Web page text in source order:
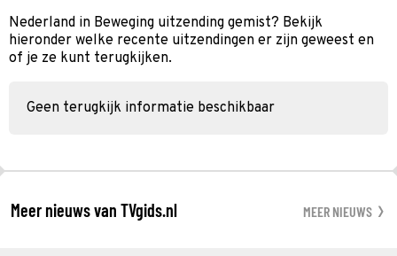
Nederland in Beweging uitzending gemist? Bekijk
hieronder welke recente uitzendingen er zijn geweest en
of je ze kunt terugkijken.
Geen terugkijk informatie beschikbaar
Meer nieuws van TVgids.nl MEER NIEUWS